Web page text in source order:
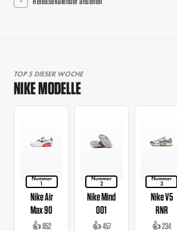
TOP 5 DIESER WOCHE
NIKE MODELLE
Nummer
1
Nike Air
Max 90
👍 852
Nummer
2
Nike Mind
001
👍 457
Nummer
3
Nike V5
RNR
👍 234